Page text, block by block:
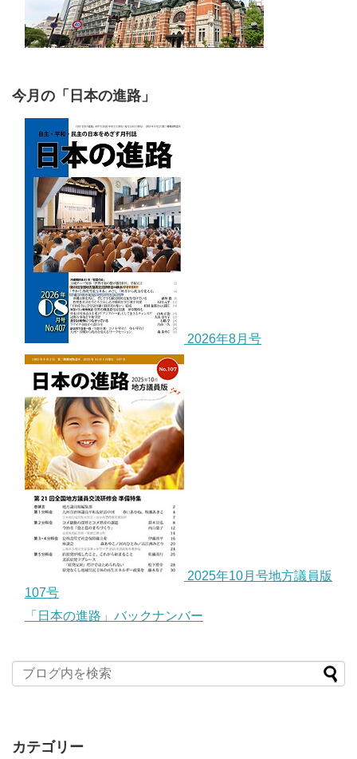
今月の「日本の進路」
2026年8月号
2025年10月号地方議員版
107号
「日本の進路」バックナンバー
カテゴリー